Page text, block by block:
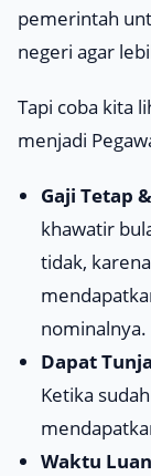
pemerintah
negeri agar
Tapi coba kita
menjadi
Gaji Tetap
khawatir
tidak,
nominalnya.
Dapat
Ketika
Waktu